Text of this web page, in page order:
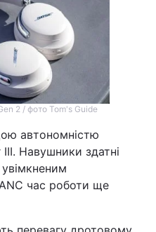
2 / фото Tom's Guide
автономністю
Навушники здатні
час роботи ще